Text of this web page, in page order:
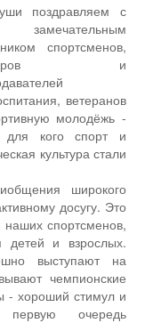
поздравляем с
замечательным
спортсменов,
и
ветеранов
молодёжь -
для кого спорт и
культура стали
широкого
досугу. Это
наших спортсменов,
детей и взрослых.
выступают на
чемпионские
- хороший стимул и
очередь